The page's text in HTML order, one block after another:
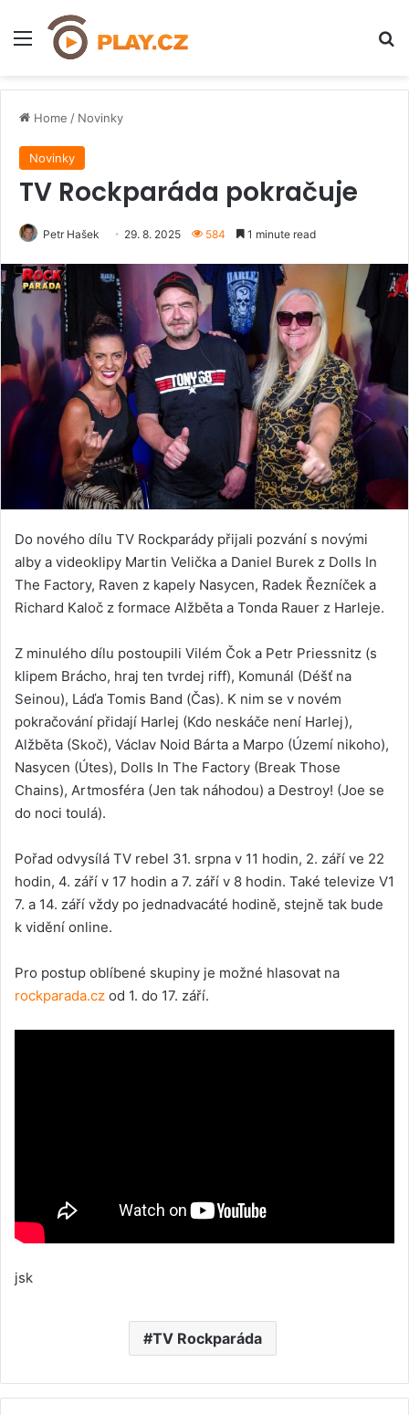
Menu
Home / Novinky
Novinky
TV Rockparáda pokračuje
Petr Hašek 29. 8. 2025 584 1 minute read
Do nového dílu TV Rockparády přijali pozvání s novými
alby a videoklipy Martin Velička a Daniel Burek z Dolls In
The Factory, Raven z kapely Nasycen, Radek Řezníček a
Richard Kaloč z formace Alžběta a Tonda Rauer z Harleje.
Z minulého dílu postoupili Vilém Čok a Petr Priessnitz (s
klipem Brácho, hraj ten tvrdej riff), Komunál (Déšť na
Seinou), Láďa Tomis Band (Čas). K nim se v novém
pokračování přidají Harlej (Kdo neskáče není Harlej),
Alžběta (Skoč), Václav Noid Bárta a Marpo (Území nikoho),
Nasycen (Útes), Dolls In The Factory (Break Those
Chains), Artmosféra (Jen tak náhodou) a Destroy! (Joe se
do noci toulá).
Pořad odvysílá TV rebel 31. srpna v 11 hodin, 2. září ve 22
hodin, 4. září v 17 hodin a 7. září v 8 hodin. Také televize V1
7. a 14. září vždy po jednadvacáté hodině, stejně tak bude
k vidění online.
Pro postup oblíbené skupiny je možné hlasovat na
rockparada.cz od 1. do 17. září.
jsk
TV Rockparáda